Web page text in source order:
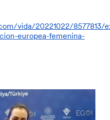
vida/20221022/8577813/
europea-femenina-